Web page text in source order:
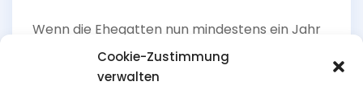
Cookie-Zustimmung
verwalten
Wenn die Ehegatten nun mindestens ein Jahr
getrennt voneinander leben, wie funktioniert
dann die einvernehmliche Scheidung?